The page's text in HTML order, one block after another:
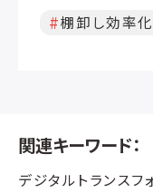
棚卸し効率化
関連キーワード：
デジタルトランスフ